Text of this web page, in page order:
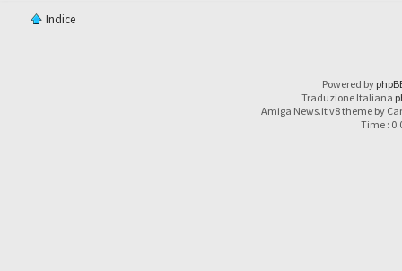
Indice
Powered by
Traduzione Italiana
Amiga News.it v8 theme by
Time :